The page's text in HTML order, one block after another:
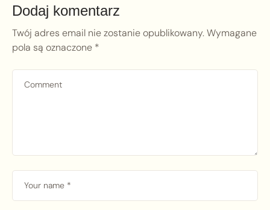
Dodaj komentarz
Twój adres email nie zostanie opublikowany.Wymagane
pola są oznaczone *